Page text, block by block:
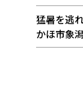
猛暑を逃
かほ市象